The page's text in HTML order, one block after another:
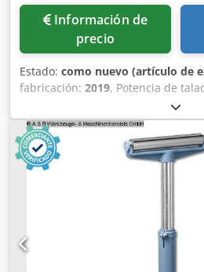
Información de
precio
Estado: como nuevo (artículo de
fabricación: 2019, Potencia de
(diámetro): 35,0 mm Potencia de
40,0 mm Rosqueado: M 24 en
Morse: 4 MK Carrera de
3250 RPM Mesa: 500 x 420 mm
Dimensiones (L-A-H): 600 x 870 x
exposición del año 2019 (!!) Con
de funcionamiento Precio
Equipamiento: - Velocidad
ideal para - Ajustar la velocidad de
Expulsor automático de